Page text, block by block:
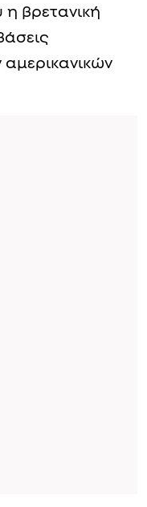
η βρετανική
αμερικανικών